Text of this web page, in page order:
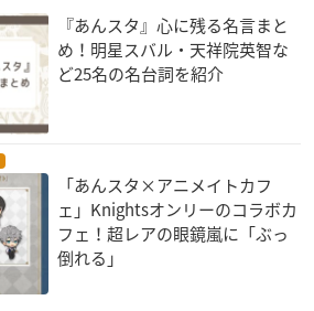
『あんスタ』心に残る名言まと
め！明星スバル・天祥院英智な
ど25名の名台詞を紹介
「あんスタ×アニメイトカフ
ェ」Knightsオンリーのコラボカ
フェ！超レアの眼鏡嵐に「ぶっ
倒れる」